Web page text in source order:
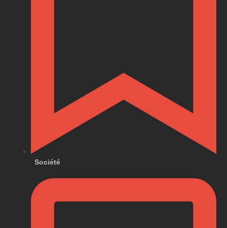
Société